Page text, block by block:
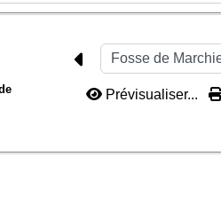
Prévisualiser...